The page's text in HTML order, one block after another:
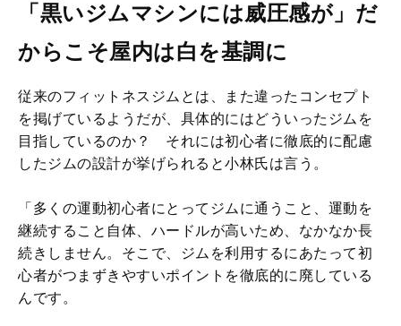
「黒いジムマシンには威圧感が」だ
からこそ屋内は白を基調に
従来のフィットネスジムとは、また違ったコンセプト
を掲げているようだが、具体的にはどういったジムを
目指しているのか？ それには初心者に徹底的に配慮
したジムの設計が挙げられると小林氏は言う。
「多くの運動初心者にとってジムに通うこと、運動を
継続すること自体、ハードルが高いため、なかなか長
続きしません。そこで、ジムを利用するにあたって初
心者がつまずきやすいポイントを徹底的に廃している
んです。